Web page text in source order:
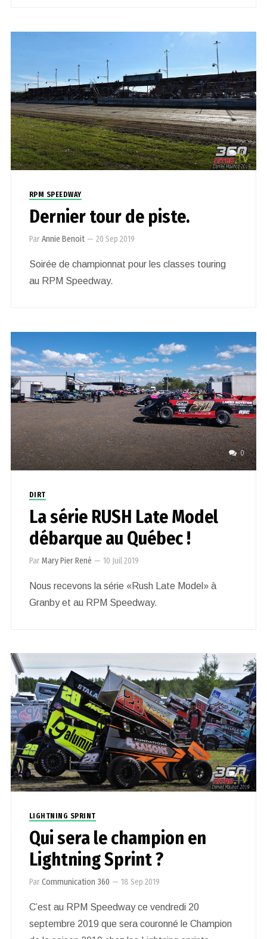
0
RPM SPEEDWAY
Dernier tour de piste.
ParAnnie Benoit — 20 Sep 2019
Soirée de championnat pour les classes touring
au RPM Speedway.
0
DIRT
La série RUSH Late Model
débarque au Québec !
ParMary Pier René — 10 Juil 2019
Nous recevons la série «Rush Late Model» à
Granby et au RPM Speedway.
0
LIGHTNING SPRINT
Qui sera le champion en
Lightning Sprint ?
ParCommunication 360 — 18 Sep 2019
C’est au RPM Speedway ce vendredi 20
septembre 2019 que sera couronné le Champion